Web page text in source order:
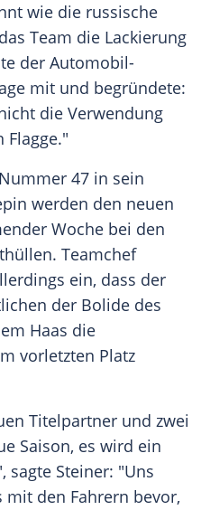
wie die russische
Team die Lackierung
der Automobil-
mit und begründete:
die Verwendung
Flagge."
47 in sein
werden den neuen
Woche bei den
Teamchef
ein, dass der
der Bolide des
Haas die
vorletzten Platz
Titelpartner und zwei
Saison, es wird ein
sagte Steiner: "Uns
mit den Fahrern bevor,